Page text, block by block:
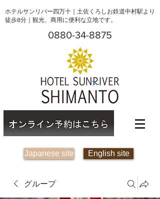
ホテルサンリバー四万十｜土佐くろしお鉄道中村駅より
徒歩8分｜観光、商用に便利な立地です。
0880-34-8875
Japanese site English site
グループ